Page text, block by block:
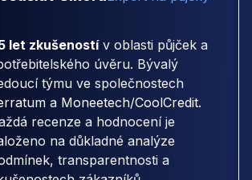
let zkušenostív oblasti půjček a
úvěru. Bývalý
týmu ve společnostech
a Moneetech/CoolCredit.
recenze a hodnocení je
na důkladné analýze
transparentnosti a